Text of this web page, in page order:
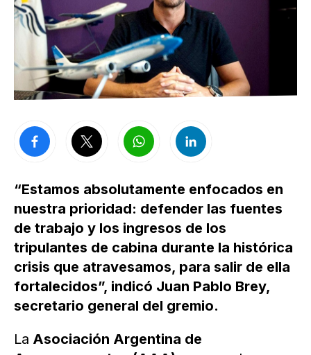
“Estamos absolutamente enfocados en
nuestra prioridad: defender las fuentes
de trabajo y los ingresos de los
tripulantes de cabina durante la histórica
crisis que atravesamos, para salir de ella
fortalecidos”, indicó Juan Pablo Brey,
secretario general del gremio.
La Asociación Argentina de